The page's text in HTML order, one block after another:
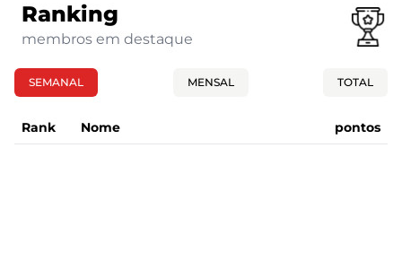
Ranking
membros em destaque
SEMANAL MENSAL TOTAL
Rank Nome pontos